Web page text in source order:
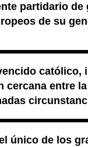
partidario
de su
católico,
cercana entre
único de los